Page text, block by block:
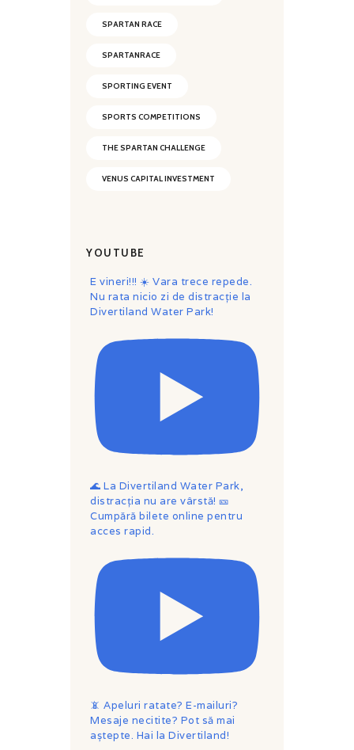
SPARTAN RACE
SPARTANRACE
SPORTING EVENT
SPORTS COMPETITIONS
THE SPARTAN CHALLENGE
VENUS CAPITAL INVESTMENT
YOUTUBE
E vineri!!! ☀️ Vara trece repede.
Nu rata nicio zi de distracție la
Divertiland Water Park!
🌊 La Divertiland Water Park,
distracția nu are vârstă! 🎫
Cumpără bilete online pentru
acces rapid.
📵 Apeluri ratate? E-mailuri?
Mesaje necitite? Pot să mai
aștepte. Hai la Divertiland!